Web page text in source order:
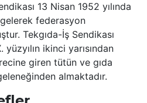
13 Nisan 1952 yılında
federasyon
Tekgıda-İş Sendikası
ikinci yarısından
giren tütün ve gıda
almaktadır.